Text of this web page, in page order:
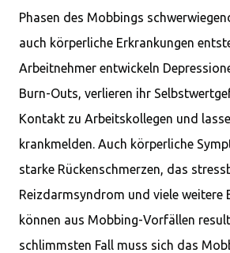
Phasen des Mobbings
auch körperliche Erkrankungen
Arbeitnehmer entwickeln
Burn-Outs, verlieren ihr
Kontakt zu Arbeitskollegen und
krankmelden. Auch körperliche
starke Rückenschmerzen, das
Reizdarmsyndrom und viele weitere
können aus Mobbing-Vorfällen
schlimmsten Fall muss sich das